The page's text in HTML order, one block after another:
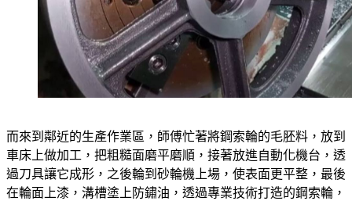
而來到鄰近的生產作業區，師傅忙著將鋼索輪的毛胚料，放到
車床上做加工，把粗糙面磨平磨順，接著放進自動化機台，透
過刀具讓它成形，之後輪到砂輪機上場，使表面更平整，最後